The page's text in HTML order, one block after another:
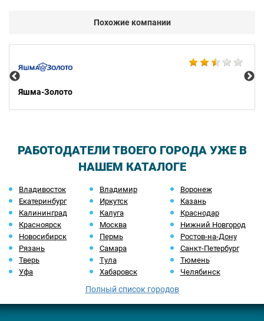
Похожие компании
Яшма-Золото
РАБОТОДАТЕЛИ ТВОЕГО ГОРОДА УЖЕ В
НАШЕМ КАТАЛОГЕ
Владивосток Владимир
Воронеж
Екатеринбург
Иркутск
Казань
Калининград
Калуга
Краснодар
Красноярск
Москва
Нижний Новгород
Новосибирск
Пермь
Ростов-на-Дону
Рязань
Самара
Санкт-Петербург
Тверь
Тула
Тюмень
Уфа
Хабаровск Челябинск
Полный список городов